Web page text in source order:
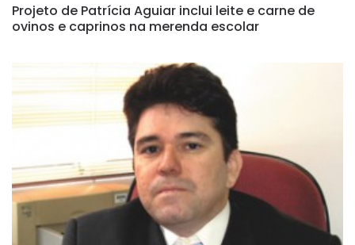
Projeto de Patrícia Aguiar inclui leite e carne de
ovinos e caprinos na merenda escolar